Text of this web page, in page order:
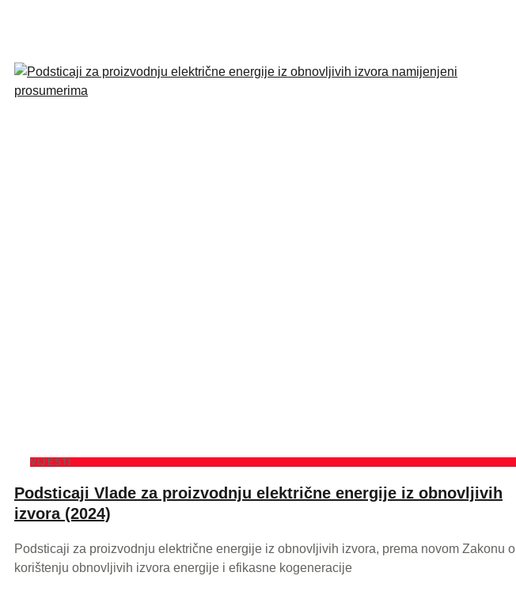
VIJESTI
Podsticaji Vlade za proizvodnju električne energije iz obnovljivih
izvora (2024)
Podsticaji za proizvodnju električne energije iz obnovljivih izvora, prema novom Zakonu o
korištenju obnovljivih izvora energije i efikasne kogeneracije